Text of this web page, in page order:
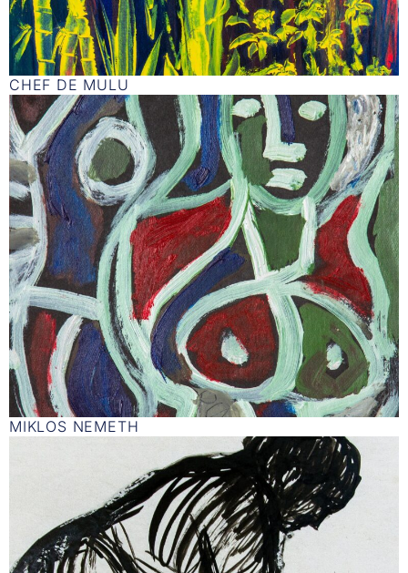
CHEF DE MULU
MIKLOS NEMETH